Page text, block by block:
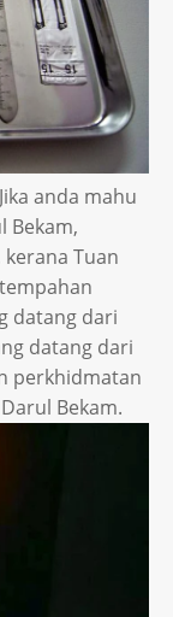
anda mahu
Bekam,
Tuan
datang dari
datang dari
perkhidmatan
Bekam.